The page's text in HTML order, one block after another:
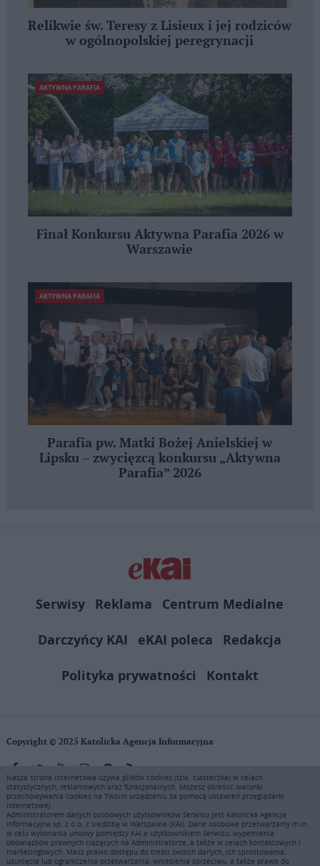
Relikwie św. Teresy z Lisieux i jej rodziców
w ogólnopolskiej peregrynacji
AKTYWNA PARAFIA
Finał Konkursu Aktywna Parafia 2026 w
Warszawie
AKTYWNA PARAFIA
Parafia pw. Matki Bożej Anielskiej w
Lipsku – zwycięzcą konkursu „Aktywna
Parafia” 2026
Serwisy Reklama
Centrum Medialne
Darczyńcy KAI
eKAI poleca
Redakcja
Polityka prywatności
Kontakt
Copyright © 2025 Katolicka Agencja Informacyjna
KAI zastrzega wszelkie prawa do serwisu. Użytkownicy mogą pobierać
i drukować fragmenty zawartości serwisu internetowego www.ekai.pl
wyłącznie do użytku osobistego. Publikacja, rozpowszechnianie
zawartości niniejszego serwisu lub jej sprzedaż (także framing i in.
podobne metody), są bez uprzedniej pisemnej zgody KAI zabronione i
stanowią naruszenie ustaw o prawie autorskim, ochronie baz danych i
Nasza strona internetowa używa plików cookies (tzw. ciasteczka) w celach
statystycznych, reklamowych oraz funkcjonalnych. Możesz określić warunki
przechowywania cookies na Twoim urządzeniu za pomocą ustawień przeglądarki
internetowej.
Administratorem danych osobowych użytkowników Serwisu jest Katolicka Agencja
Informacyjna sp. z o.o. z siedzibą w Warszawie (KAI). Dane osobowe przetwarzamy m.in.
w celu wykonania umowy pomiędzy KAI a użytkownikiem Serwisu, wypełnienia
obowiązków prawnych ciążących na Administratorze, a także w celach kontaktowych i
marketingowych. Masz prawo dostępu do treści swoich danych, ich sprostowania,
usunięcia lub ograniczenia przetwarzania, wniesienia sprzeciwu, a także prawo do